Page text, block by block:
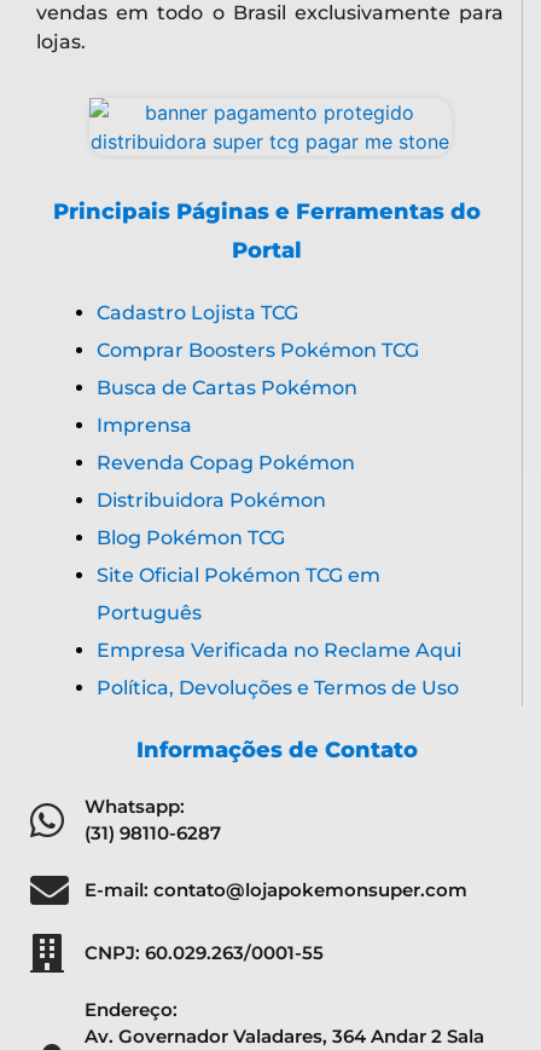
vendas em todo o Brasil exclusivamente para
lojas.
Principais Páginas e Ferramentas do
Portal
Cadastro Lojista TCG
Comprar Boosters Pokémon TCG
Busca de Cartas Pokémon
Imprensa
Revenda Copag Pokémon
Distribuidora Pokémon
Blog Pokémon TCG
Site Oficial Pokémon TCG em
Português
Empresa Verificada no Reclame Aqui
Política, Devoluções e Termos de Uso
Informações de Contato
Whatsapp:
(31) 98110-6287
E-mail: contato@lojapokemonsuper.com
CNPJ: 60.029.263/0001-55
Endereço:
Av. Governador Valadares, 364 Andar 2 Sala